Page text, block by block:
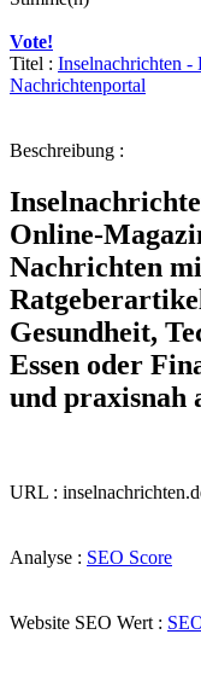
Vote!
Titel : Inselnachrichten -
Nachrichtenportal
Beschreibung :
Online-
Nachrichten
Gesundheit,
Essen oder
und praxisnah
URL :
Analyse : SEO Score
Website SEO Wert :